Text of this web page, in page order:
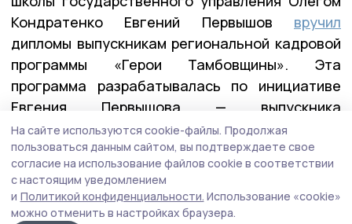
Кондратенко Евгений Первышов вручил
дипломы выпускникам региональной кадровой
программы «Герои Тамбовщины». Эта
программа разрабатывалась по инициативе
Евгения Первышова — выпускника
федеральной программы «Время героев», и
реализовывалась вместе с его коллегами по
программе — Алексеем Кондратьевым и
Константином Кутейниковым. Заявку в
программу подали почти 400 участников и
На сайте используются cookie-файлы. Продолжая
пользоваться данным сайтом, вы подтверждаете свое
согласие на использование файлов cookie в соответствии
с настоящим уведомлением
и Политикой конфиденциальности. Использование «cookie»
можно отменить в настройках браузера.